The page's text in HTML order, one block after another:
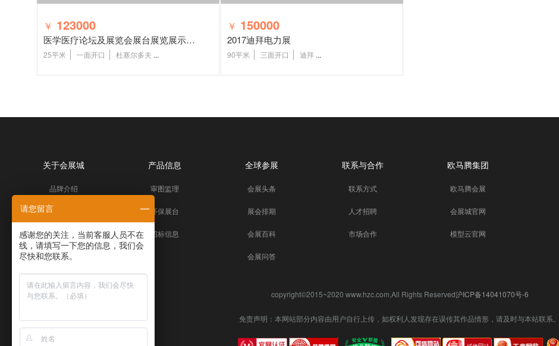
￥ 123000
医学医疗论坛及展览会展台展览展示设计
25平米 一面开口 杜塞尔多夫 ...
￥ 150000
2017迪拜电力展
90平米 三面开口 迪拜...
关于会展城
品牌介绍
服务声明
媒体报道
帮助中心
产品信息
审图监理
环保展台
招标信息
全球参展
会展头条
展会排期
会展百科
会展问答
联系与合作
联系方式
人才招聘
市场合作
欧马腾集团
欧马腾会展
会展城官网
模型云官网
copyright©2015~2020 www.hzc.com,All Rights Reserved沪ICP备14041070号-6
免责声明：本网站部分内容由用户自行上传，如权利人发现存在误传其作品情形，请及时与本站联系。
请您留言
感谢您的关注，当前客服人员不在
线，请填写一下您的信息，我们会
尽快和您联系。